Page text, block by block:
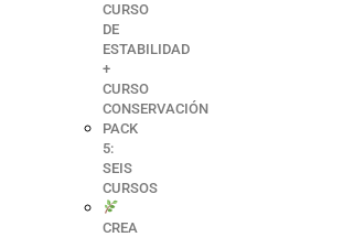
CURSO
DE
ESTABILIDAD
+
CURSO
CONSERVACIÓN
PACK
5:
SEIS
CURSOS
CREA